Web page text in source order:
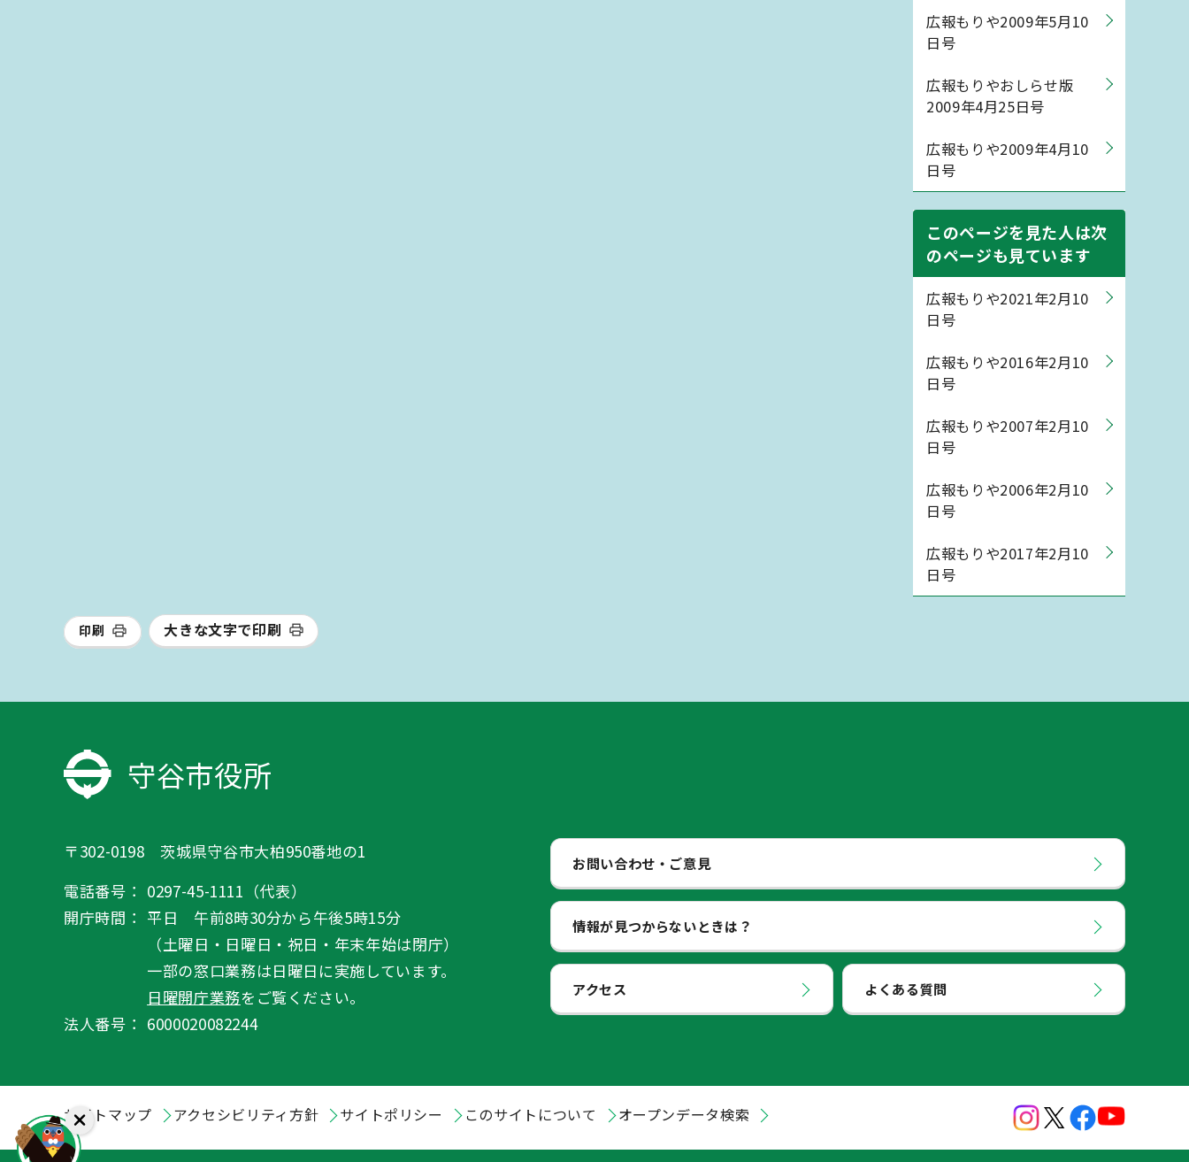
広報もりや2009年5月10
日号
広報もりやおしらせ版
2009年4月25日号
広報もりや2009年4月10
日号
このページを見た人は次
のページも見ています
広報もりや2021年2月10
日号
広報もりや2016年2月10
日号
広報もりや2007年2月10
日号
広報もりや2006年2月10
日号
広報もりや2017年2月10
日号
印刷 大きな文字で印刷
守谷市役所
〒302-0198 茨城県守谷市大柏950番地の1
電話番号： 0297-45-1111（代表）
開庁時間： 平日 午前8時30分から午後5時15分
（土曜日・日曜日・祝日・年末年始は閉庁）
一部の窓口業務は日曜日に実施しています。
日曜開庁業務をご覧ください。
法人番号： 6000020082244
お問い合わせ・ご意見
情報が見つからないときは？
アクセス よくある質問
サイトマップ アクセシビリティ方針 サイトポリシー このサイトについて オープンデータ検索